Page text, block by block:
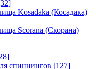
Kosadaka (Косадака)
Scorana (Скорана)
спиннингов [127]